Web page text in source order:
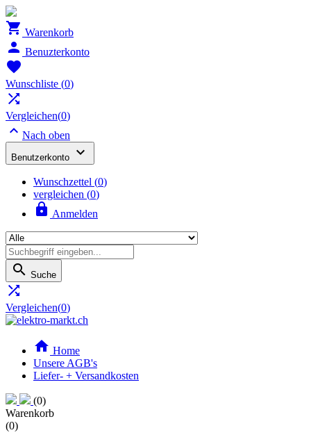
 Warenkorb
 Benuzterkonto

Wunschliste (0)

Vergleichen(0)
 Nach oben
Benutzerkonto 
Wunschzettel (0)
vergleichen (0)
 Anmelden
 Suche

Vergleichen(0)
 Home
Unsere AGB's
Liefer- + Versandkosten
(0)
Warenkorb
(0)